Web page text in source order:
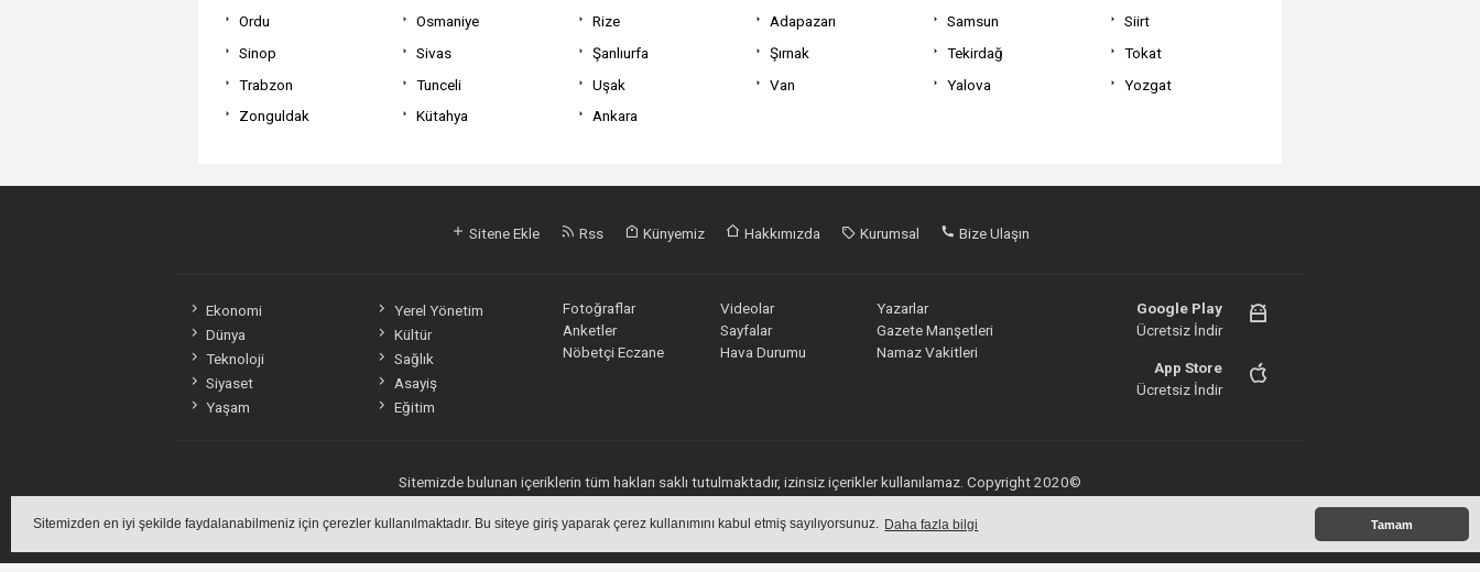
Sitemizden en iyi şekilde faydalanabilmeniz için çerezler kullanılmaktadır. Bu siteye giriş yaparak çerez kullanımını kabul etmiş sayılıyorsunuz. Daha fazla bilgi Tamam
Ordu
Osmaniye Rize Adapazarı Samsun
Siirt
Sinop
Sivas Şanlıurfa Şırnak Tekirdağ
Tokat
Trabzon
Tunceli Uşak Van Yalova
Yozgat
Zonguldak
Kütahya Ankara
Sitene Ekle Rss Künyemiz Hakkımızda Kurumsal Bize Ulaşın
Ekonomi
Yerel Yönetim
Dünya
Kültür
Teknoloji
Sağlık
Siyaset
Asayiş
Yaşam
Eğitim
Fotoğraflar Videolar
Yazarlar
Anketler
Sayfalar
Gazete Manşetleri
Nöbetçi Eczane
Hava Durumu Namaz Vakitleri
Google Play
Ücretsiz İndir
App Store
Ücretsiz İndir
Sitemizde bulunan içeriklerin tüm hakları saklı tutulmaktadır, izinsiz içerikler kullanılamaz. Copyright 2020©
haber yazılımı haber paketihaber scripti haber yazılımhaber script